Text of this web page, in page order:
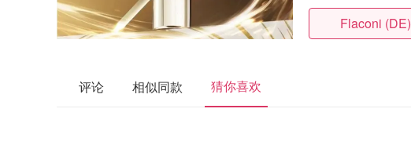
Flaconi (DE)
评论 相似同款 猜你喜欢